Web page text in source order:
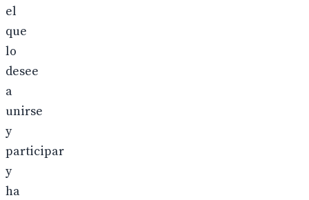
el
que
lo
desee
a
unirse
y
participar
y
ha